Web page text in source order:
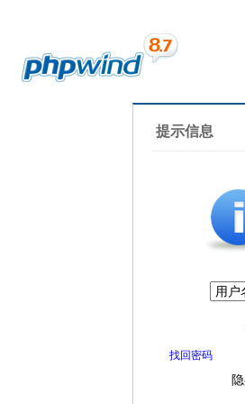
提示信息
找回密码